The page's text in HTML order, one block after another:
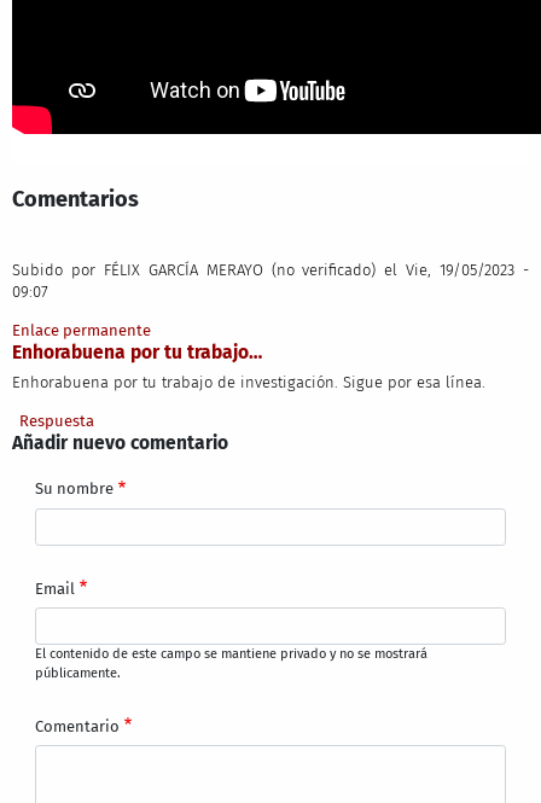
Comentarios
Subido por FÉLIX GARCÍA MERAYO (no verificado) el Vie, 19/05/2023 -
09:07
Enlace permanente
Enhorabuena por tu trabajo…
Enhorabuena por tu trabajo de investigación. Sigue por esa línea.
Respuesta
Añadir nuevo comentario
Su nombre
Email
El contenido de este campo se mantiene privado y no se mostrará
públicamente.
Comentario